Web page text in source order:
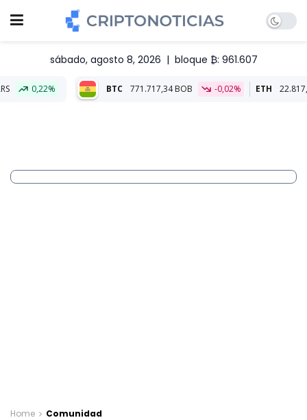
sábado, agosto 8, 2026 | bloque ₿: 961.607
BTC 771.717,34 BOB -0,02% ETH 22.817,92 BOB 0,02%
Home Comunidad